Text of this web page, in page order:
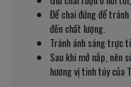
Để chai đứng để
đến chất lượng.
Tránh ánh sáng trực
Sau khi mở nắp, nên
hương vị tinh túy của